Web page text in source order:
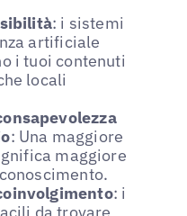
: i sistemi
artificiale
i tuoi contenuti
locali
: Una maggiore
maggiore
: i
da trovare